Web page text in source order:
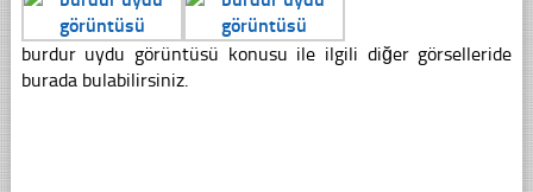
burdur uydu görüntüsü konusu ile ilgili diğer görselleride
burada bulabilirsiniz.